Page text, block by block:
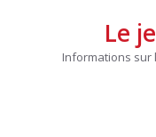
Le
Informations sur